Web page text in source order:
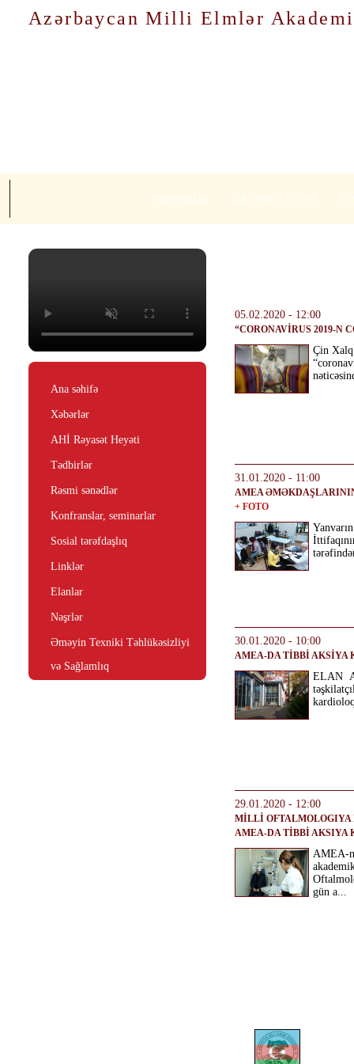
Azərbaycan Milli Elmlər
RƏHBƏRLİK İLK TƏŞKİLATLAR
Ana səhifə
Xəbərlər
AHİ Rəyasət Heyəti
Tədbirlər
Rəsmi sənədlər
Konfranslar, seminarlar
Sosial tərəfdaşlıq
Linklər
Elanlar
Nəşrlər
Əməyin Texniki Təhlükəsizliyi
və Sağlamlıq
05.02.2020 - 12:00
“CORONAVİRUS 2019-N
Çin Xalq
31.01.2020 - 11:00
AMEA
+ FOTO
30.01.2020 - 10:00
AMEA-DA TİBBİ AKSİYA
ELAN
29.01.2020 - 12:00
MİLLİ
AMEA-DA TİBBİ AKSIYA
AMEA-
gün a...